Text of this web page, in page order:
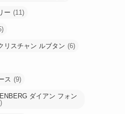
ー (11)
リスチャン ルブタン (6)
ス (9)
ダイアン フォン